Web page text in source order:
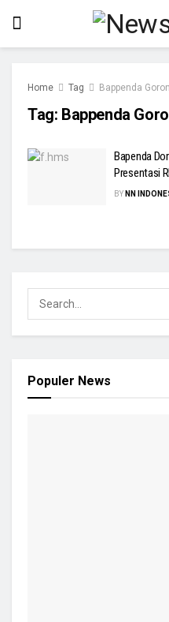
Home Tag Bappenda
Tag: Bappenda
Bapenda
Presentasi
BY NN
Populer News